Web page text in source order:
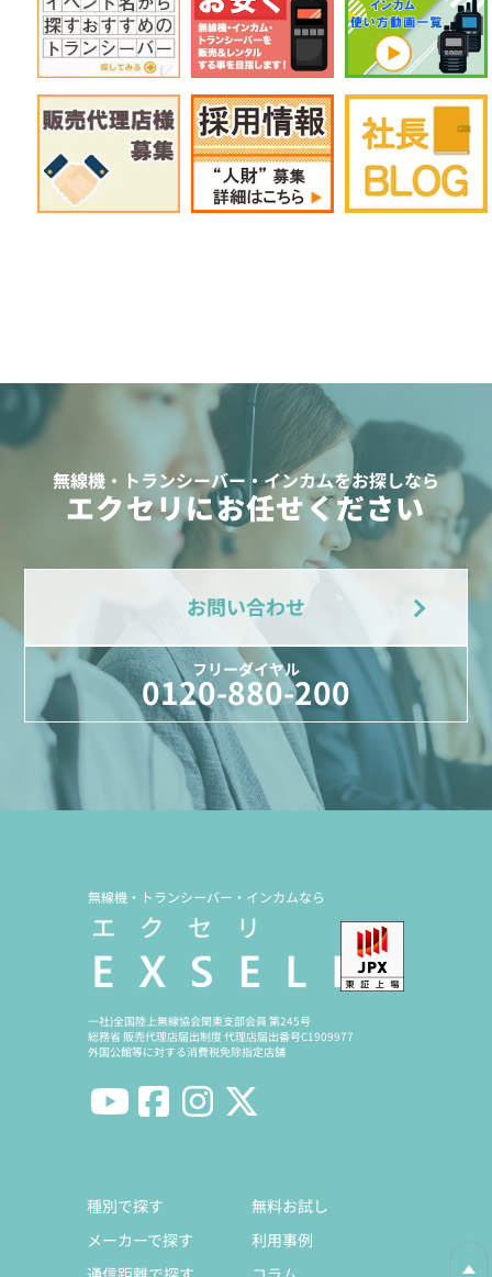
無線機・トランシーバー・インカムをお探しなら
エクセリにお任せください
お問い合わせ
フリーダイヤル
0120-880-200
無線機・トランシーバー・インカムなら
一社)全国陸上無線協会関東支部会員 第245号
総務省 販売代理店届出制度 代理店届出番号C1909977
外国公館等に対する消費税免除指定店舗
種別で探す
メーカーで探す
無料お試し
利用事例